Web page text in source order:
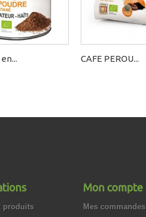
CAFE PEROU...
produits
Mon compte
Mes commandes